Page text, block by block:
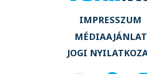
IMPRESSZUM
MÉDIAAJÁNLAT
JOGI